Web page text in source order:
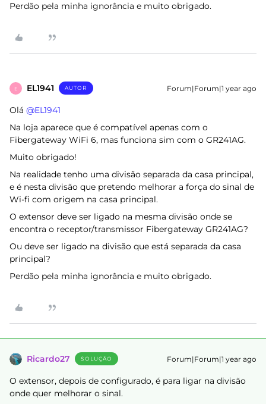
Perdão pela minha ignorância e muito obrigado.
E EL1941 AUTOR Forum|Forum|1 year ago
Olá ​ @EL1941
Na loja aparece que é compatível apenas com o
Fibergateway WiFi 6, mas funciona sim com o GR241AG.
Muito obrigado!
Na realidade tenho uma divisão separada da casa principal,
e é nesta divisão que pretendo melhorar a força do sinal de
Wi-fi com origem na casa principal.
O extensor deve ser ligado na mesma divisão onde se
encontra o receptor/transmissor Fibergateway GR241AG?
Ou deve ser ligado na divisão que está separada da casa
principal?
Perdão pela minha ignorância e muito obrigado.
Ricardo27 SOLUÇÃO Forum|Forum|1 year ago
O extensor, depois de configurado, é para ligar na divisão
onde quer melhorar o sinal.